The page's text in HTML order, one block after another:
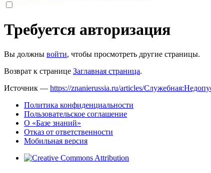
Требуется авторизация
Вы должны войти, чтобы просмотреть другие страницы.
Возврат к странице Заглавная страница.
Источник — https://znanierussia.ru/articles/
Политика конфиденциальности
Пользовательское соглашение
О «Базе знаний»
Отказ от ответственности
Мобильная версия